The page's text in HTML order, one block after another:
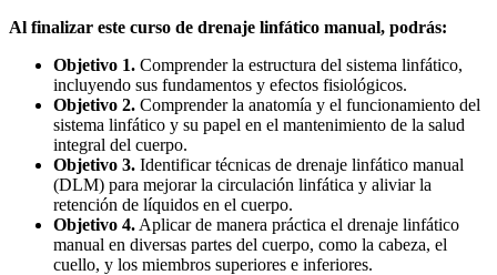
Al finalizar este curso de drenaje linfático manual, podrás:
Objetivo 1. Comprender la estructura del sistema linfático,
incluyendo sus fundamentos y efectos fisiológicos.
Objetivo 2. Comprender la anatomía y el funcionamiento del
sistema linfático y su papel en el mantenimiento de la salud
integral del cuerpo.
Objetivo 3. Identificar técnicas de drenaje linfático manual
(DLM) para mejorar la circulación linfática y aliviar la
retención de líquidos en el cuerpo.
Objetivo 4. Aplicar de manera práctica el drenaje linfático
manual en diversas partes del cuerpo, como la cabeza, el
cuello, y los miembros superiores e inferiores.